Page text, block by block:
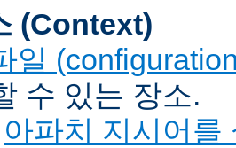
(Context)
일
수 있는 장소.
아파치 지시어를